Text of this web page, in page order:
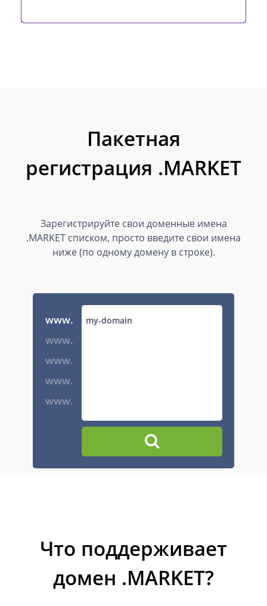
Пакетная
регистрация .MARKET
Зарегистрируйте свои доменные имена
.MARKET списком, просто введите свои имена
ниже (по одному домену в строке).
www.
www.
www.
www.
www.
Что поддерживает
домен .MARKET?